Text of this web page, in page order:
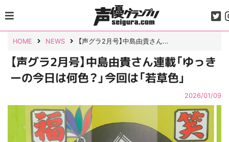
to
content
HOME NEWS 【声グラ2月号】中島由貴さん...
【声グラ2月号】中島由貴さん連載「ゆっき
ーの今日は何色？」今回は「若草色」
2026/01/09